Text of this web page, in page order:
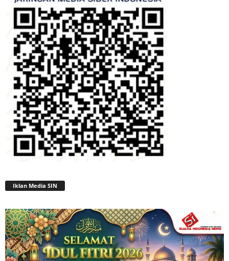
Iklan Media SIN